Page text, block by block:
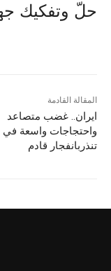
حلّ وتفكيك
المقالة القادمة
ایران.. غضب متصاعد
واحتجاجات واسعة في
تنذربانفجار قادم